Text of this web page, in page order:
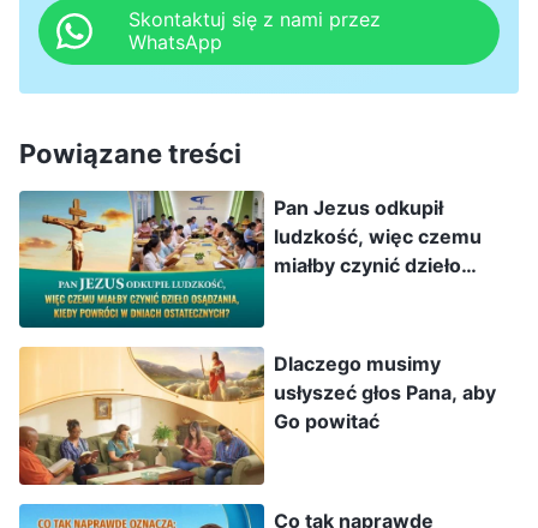
zagarniającej ryby wszelkiego rodzaju. Gdy się
napełniła, rybacy wyciągnęli ją na brzeg, a
usiadłszy, dobre ryby wybrali do naczyń, a złe
wyrzucili. Tak będzie przy końcu świata: wyjdą
aniołowie i wyłączą złych spośród
sprawiedliwych; I wrzucą ich do pieca
ognistego. Tam będzie płacz i zgrzytanie
zębów”(Mt 13:47-50). Według tych przepowiedni
i przypowieści Pan Jezus zapowiedział, że
wykona dużą część dzieła, kiedy powróci.
Najważniejsze to wyrażanie prawdy i dzieło
sądu. Dzięki temu ludzie wejdą we wszystkie
prawdy i zostaną podzieleni ze względu na
Skontaktuj się z nami przez
WhatsApp
Powiązane treści
Pan Jezus odkupił
ludzkość, więc czemu
miałby czynić dzieło
Dlaczego musimy
usłyszeć głos Pana, aby
Go powitać
Co tak naprawdę